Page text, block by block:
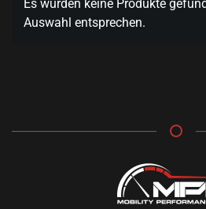
Es wurden keine Produkte
Auswahl entsprechen.